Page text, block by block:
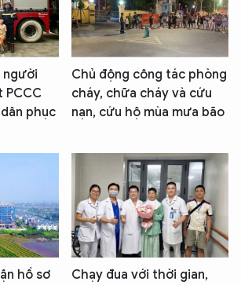
người
PCCC
phục
Chủ động công tác phòng
cháy, chữa cháy và cứu
nạn, cứu hộ mùa mưa bão
hồ sơ
Chạy đua với thời gian,